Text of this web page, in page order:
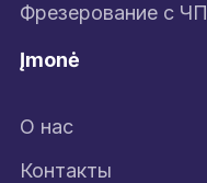
Фрезерование с
Įmonė
О нас
Контакты